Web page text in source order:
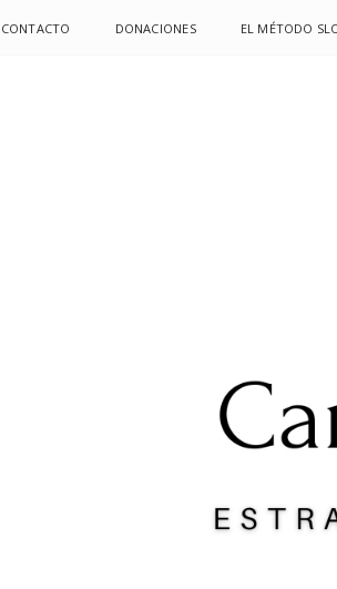
CONTACTO DONACIONES EL MÉTODO